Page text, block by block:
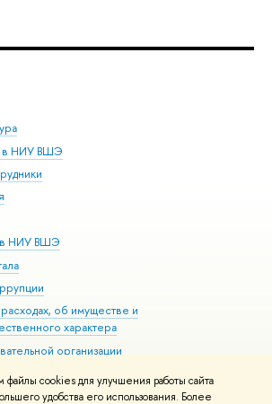
cookies для улучшения работы сайта
удобства его использования. Более
в НИУ ВШЭ
в НИУ ВШЭ
об имуществе и
характера
организации
возможностями здоровья